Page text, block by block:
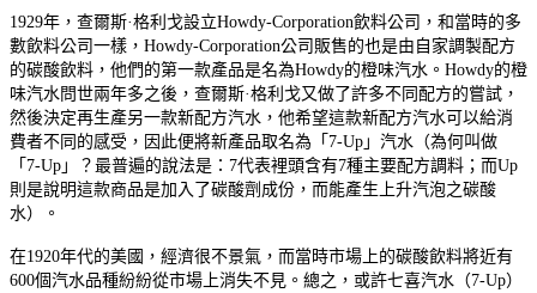
1929年，查爾斯·格利戈設立Howdy-Corporation飲料公司，和當時的多
數飲料公司一樣，Howdy-Corporation公司販售的也是由自家調製配方
的碳酸飲料，他們的第一款產品是名為Howdy的橙味汽水。Howdy的橙
味汽水問世兩年多之後，查爾斯·格利戈又做了許多不同配方的嘗試，
然後決定再生產另一款新配方汽水，他希望這款新配方汽水可以給消
費者不同的感受，因此便將新產品取名為「7-Up」汽水（為何叫做
「7-Up」？最普遍的說法是：7代表裡頭含有7種主要配方調料；而Up
則是說明這款商品是加入了碳酸劑成份，而能產生上升汽泡之碳酸
水）。
在1920年代的美國，經濟很不景氣，而當時市場上的碳酸飲料將近有
600個汽水品種紛紛從市場上消失不見。總之，或許七喜汽水（7-Up）